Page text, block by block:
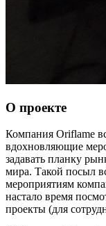
О проекте
Компания Oriflame
вдохновляющие
задавать планку
мира. Такой посыл
мероприятиям
настало время
проекты (для